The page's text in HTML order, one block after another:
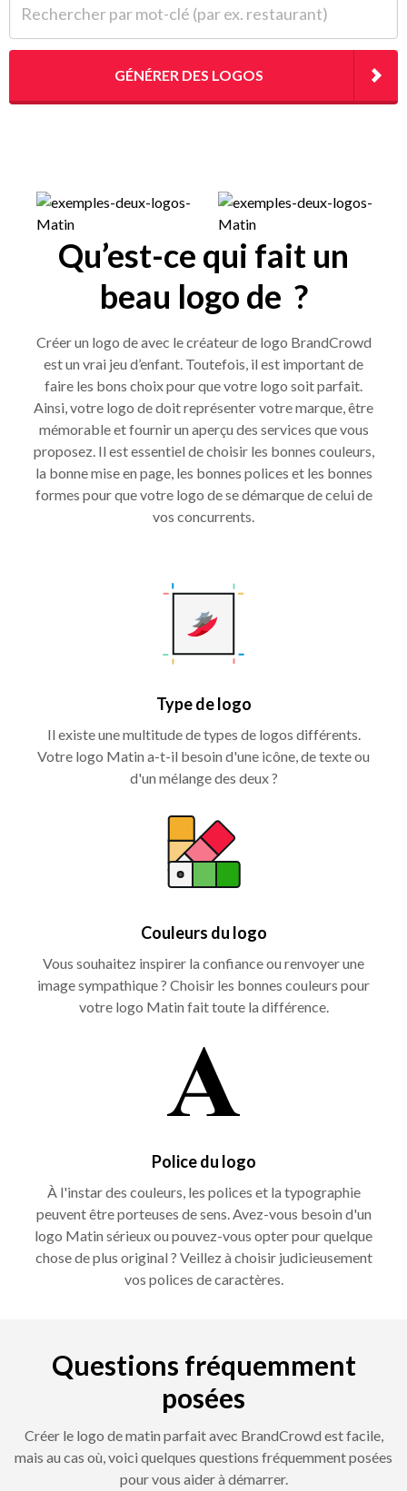
GÉNÉRER DES LOGOS
Qu’est-ce qui fait un
beau logo de ?
Créer un logo de avec le créateur de logo BrandCrowd
est un vrai jeu d’enfant. Toutefois, il est important de
faire les bons choix pour que votre logo soit parfait.
Ainsi, votre logo de doit représenter votre marque, être
mémorable et fournir un aperçu des services que vous
proposez. Il est essentiel de choisir les bonnes couleurs,
la bonne mise en page, les bonnes polices et les bonnes
formes pour que votre logo de se démarque de celui de
vos concurrents.
Type de logo
Il existe une multitude de types de logos différents.
Votre logo Matin a-t-il besoin d'une icône, de texte ou
d'un mélange des deux ?
Couleurs du logo
Vous souhaitez inspirer la confiance ou renvoyer une
image sympathique ? Choisir les bonnes couleurs pour
votre logo Matin fait toute la différence.
Police du logo
À l'instar des couleurs, les polices et la typographie
peuvent être porteuses de sens. Avez-vous besoin d'un
logo Matin sérieux ou pouvez-vous opter pour quelque
chose de plus original ? Veillez à choisir judicieusement
vos polices de caractères.
Questions fréquemment
posées
Créer le logo de matin parfait avec BrandCrowd est facile,
mais au cas où, voici quelques questions fréquemment posées
pour vous aider à démarrer.